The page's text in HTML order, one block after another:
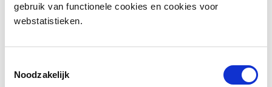
gebruik van functionele cookies en cookies voor
webstatistieken.
Noodzakelijk
FacebookLinkedIn